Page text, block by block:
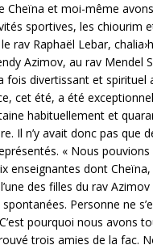
Cheïna et moi-même
sportives, les chiourim
rav Raphaël Lebar,
Azimov, au rav Mendel
fois divertissant et
cet été, a été
habituellement et
Il n’y avait donc pas que
« Nous
enseignantes dont
des filles du rav
Personne ne
pourquoi nous avons
trois amies de la fac.